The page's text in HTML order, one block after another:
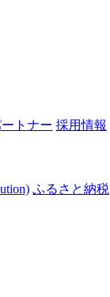
トナー 採用情報
ふるさと納税